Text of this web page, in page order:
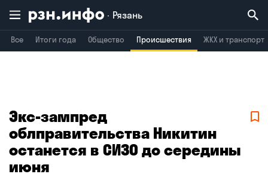
Рязань
Все Итоги года Общество Происшествия ЖКХ и транспорт
Воронеж Брянск
Экс-зампред
облправительства Никитин
останется в СИЗО до середины
июня